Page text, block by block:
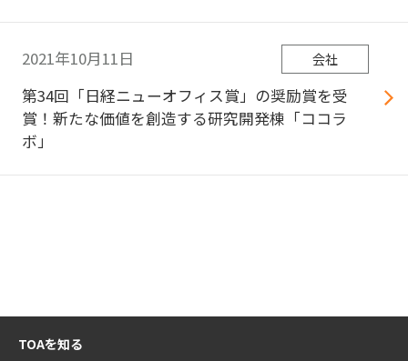
2021年10月11日 会社
第34回「日経ニューオフィス賞」の奨励賞を受
賞！新たな価値を創造する研究開発棟「ココラ
ボ」
TOAを知る